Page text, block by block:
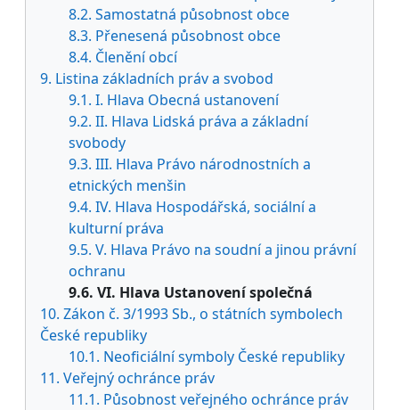
8.2. Samostatná působnost obce
8.3. Přenesená působnost obce
8.4. Členění obcí
9. Listina základních práv a svobod
9.1. I. Hlava Obecná ustanovení
9.2. II. Hlava Lidská práva a základní
svobody
9.3. III. Hlava Právo národnostních a
etnických menšin
9.4. IV. Hlava Hospodářská, sociální a
kulturní práva
9.5. V. Hlava Právo na soudní a jinou právní
ochranu
9.6. VI. Hlava Ustanovení společná
10. Zákon č. 3/1993 Sb., o státních symbolech
České republiky
10.1. Neoficiální symboly České republiky
11. Veřejný ochránce práv
11.1. Působnost veřejného ochránce práv